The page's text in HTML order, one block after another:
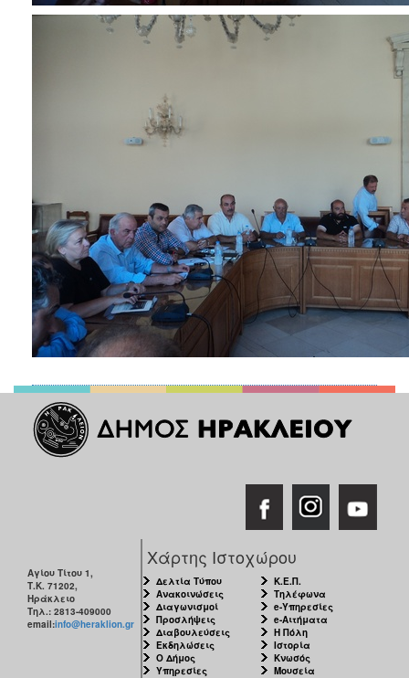
Αγίου Τίτου 1,
Τ.Κ. 71202,
Ηράκλειο
Τηλ.: 2813-409000
email:info@heraklion.gr
Χάρτης Ιστοχώρου
Δελτία Τύπου
Ανακοινώσεις
Διαγωνισμοί
Προσλήψεις
Διαβουλεύσεις
Εκδηλώσεις
Ο Δήμος
Υπηρεσίες
Κ.Ε.Π.
Τηλέφωνα
e-Υπηρεσίες
e-Αιτήματα
Η Πόλη
Ιστορία
Κνωσός
Μουσεία